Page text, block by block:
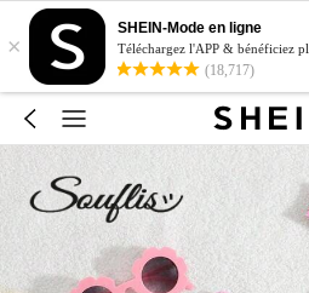
×
SHEIN-Mode en ligne
Téléchargez l'APP & bénéficiez
(18,717)